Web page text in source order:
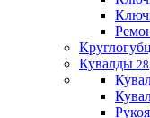
Кувалды 28